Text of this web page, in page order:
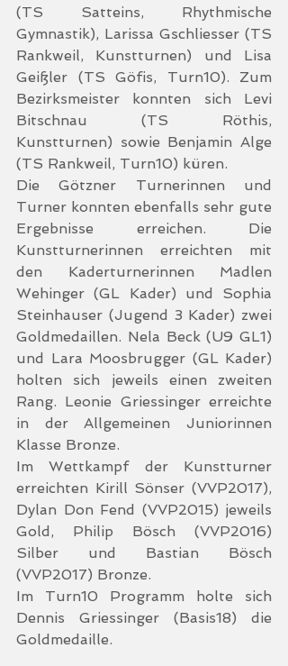
(TS Satteins, Rhythmische
Gymnastik), Larissa Gschliesser (TS
Rankweil, Kunstturnen) und Lisa
Geißler (TS Göfis, Turn10). Zum
Bezirksmeister konnten sich Levi
Bitschnau (TS Röthis,
Kunstturnen) sowie Benjamin Alge
(TS Rankweil, Turn10) küren.
Die Götzner Turnerinnen und
Turner konnten ebenfalls sehr gute
Ergebnisse erreichen. Die
Kunstturnerinnen erreichten mit
den Kaderturnerinnen Madlen
Wehinger (GL Kader) und Sophia
Steinhauser (Jugend 3 Kader) zwei
Goldmedaillen. Nela Beck (U9 GL1)
und Lara Moosbrugger (GL Kader)
holten sich jeweils einen zweiten
Rang. Leonie Griessinger erreichte
in der Allgemeinen Juniorinnen
Klasse Bronze.
Im Wettkampf der Kunstturner
erreichten Kirill Sönser (VVP2017),
Dylan Don Fend (VVP2015) jeweils
Gold, Philip Bösch (VVP2016)
Silber und Bastian Bösch
(VVP2017) Bronze.
Im Turn10 Programm holte sich
Dennis Griessinger (Basis18) die
Goldmedaille.